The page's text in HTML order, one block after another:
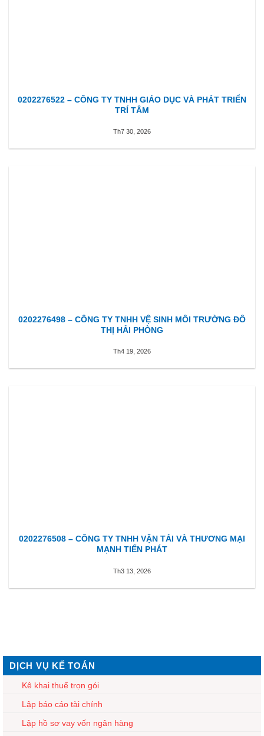
0202276522 – CÔNG TY TNHH GIÁO DỤC VÀ PHÁT TRIỂN
TRÍ TÂM
Th7 30, 2026
0202276498 – CÔNG TY TNHH VỆ SINH MÔI TRƯỜNG ĐÔ
THỊ HẢI PHÒNG
Th4 19, 2026
0202276508 – CÔNG TY TNHH VẬN TẢI VÀ THƯƠNG MẠI
MẠNH TIẾN PHÁT
Th3 13, 2026
DỊCH VỤ KẾ TOÁN
Kê khai thuế trọn gói
Lập báo cáo tài chính
Lập hồ sơ vay vốn ngân hàng